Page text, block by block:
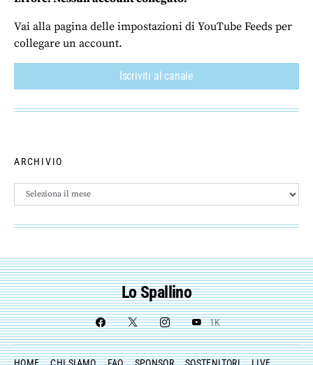
Vai alla pagina delle impostazioni di YouTube Feeds per
collegare un account.
Iscriviti al canale
ARCHIVIO
Archivio
Lo Spallino
1K